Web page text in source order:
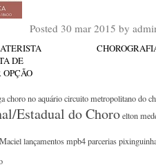
Posted 30 mar 2015 by
DE
choro no aquáriocircuito metropolitano do
Estadual do Choroelton
lançamentosmpb4parcerias